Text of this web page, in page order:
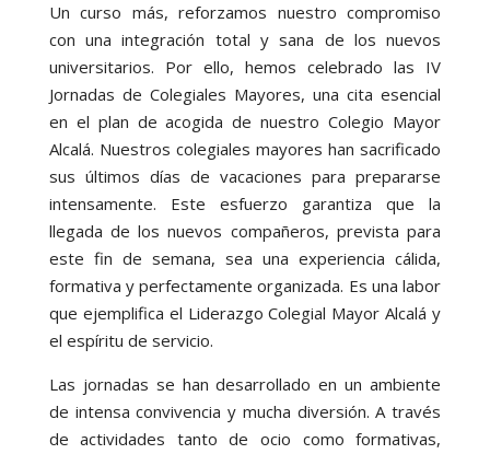
Un curso más, reforzamos nuestro compromiso
con una integración total y sana de los nuevos
universitarios. Por ello, hemos celebrado las IV
Jornadas de Colegiales Mayores, una cita esencial
en el plan de acogida de nuestro Colegio Mayor
Alcalá. Nuestros colegiales mayores han sacrificado
sus últimos días de vacaciones para prepararse
intensamente. Este esfuerzo garantiza que la
llegada de los nuevos compañeros, prevista para
este fin de semana, sea una experiencia cálida,
formativa y perfectamente organizada. Es una labor
que ejemplifica el Liderazgo Colegial Mayor Alcalá y
el espíritu de servicio.
Las jornadas se han desarrollado en un ambiente
de intensa convivencia y mucha diversión. A través
de actividades tanto de ocio como formativas,